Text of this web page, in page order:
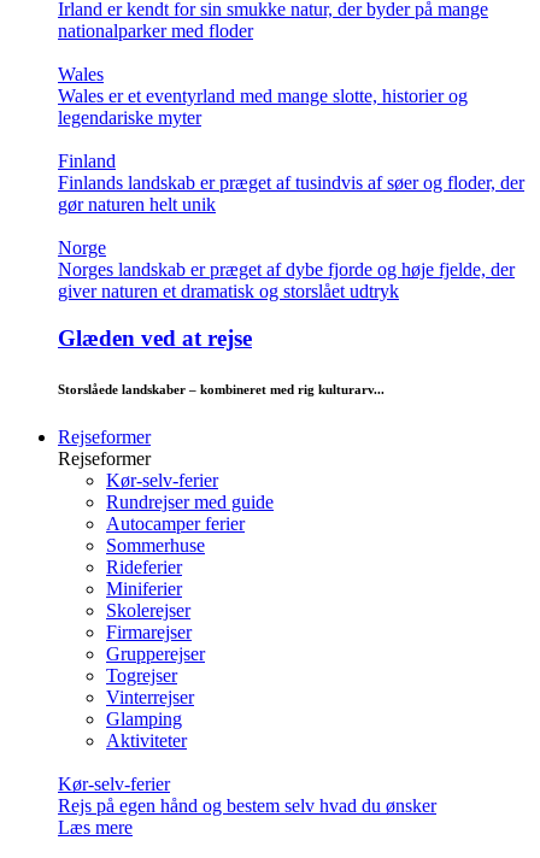
Irland er kendt for sin smukke natur, der byder på mange
nationalparker med floder
Wales
Wales er et eventyrland med mange slotte, historier og
legendariske myter
Finland
Finlands landskab er præget af tusindvis af søer og floder, der
gør naturen helt unik
Norge
Norges landskab er præget af dybe fjorde og høje fjelde, der
giver naturen et dramatisk og storslået udtryk
Glæden ved at rejse
Storslåede landskaber – kombineret med rig kulturarv...
Rejseformer
Rejseformer
Kør-selv-ferier
Rundrejser med guide
Autocamper ferier
Sommerhuse
Rideferier
Miniferier
Skolerejser
Firmarejser
Grupperejser
Togrejser
Vinterrejser
Glamping
Aktiviteter
Kør-selv-ferier
Rejs på egen hånd og bestem selv hvad du ønsker
Læs mere